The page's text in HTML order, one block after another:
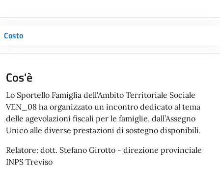
Costo
Cos'è
Lo Sportello Famiglia dell'Ambito Territoriale Sociale
VEN_08 ha organizzato un incontro dedicato al tema
delle agevolazioni fiscali per le famiglie, dall’Assegno
Unico alle diverse prestazioni di sostegno disponibili.
Relatore: dott. Stefano Girotto - direzione provinciale
INPS Treviso